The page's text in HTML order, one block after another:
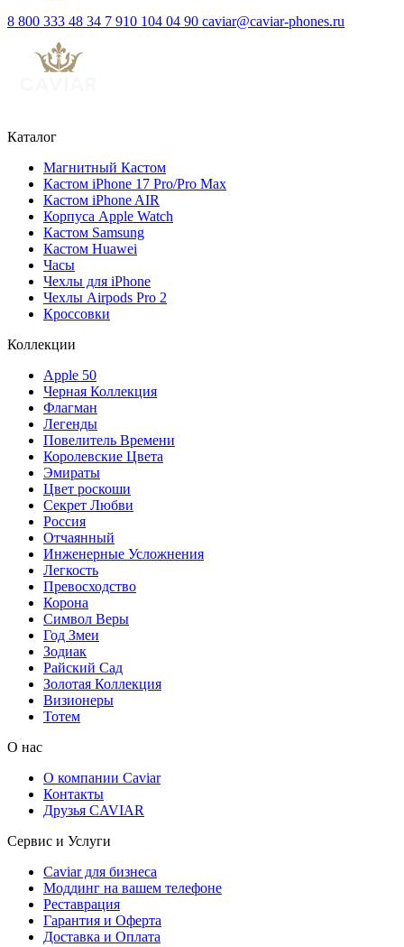
8 800 333 48 34 7 910 104 04 90 caviar@caviar-phones.ru
Каталог
Магнитный Кастом
Кастом iPhone 17 Pro/Pro Max
Кастом iPhone AIR
Корпуса Apple Watch
Кастом Samsung
Кастом Huawei
Часы
Чехлы для iPhone
Чехлы Airpods Pro 2
Кроссовки
Коллекции
Apple 50
Черная Коллекция
Флагман
Легенды
Повелитель Времени
Королевские Цвета
Эмираты
Цвет роскоши
Секрет Любви
Россия
Отчаянный
Инженерные Усложнения
Легкость
Превосходство
Корона
Символ Веры
Год Змеи
Зодиак
Райский Сад
Золотая Коллекция
Визионеры
Тотем
О нас
О компании Caviar
Контакты
Друзья CAVIAR
Сервис и Услуги
Caviar для бизнеса
Моддинг на вашем телефоне
Реставрация
Гарантия и Оферта
Доставка и Оплата